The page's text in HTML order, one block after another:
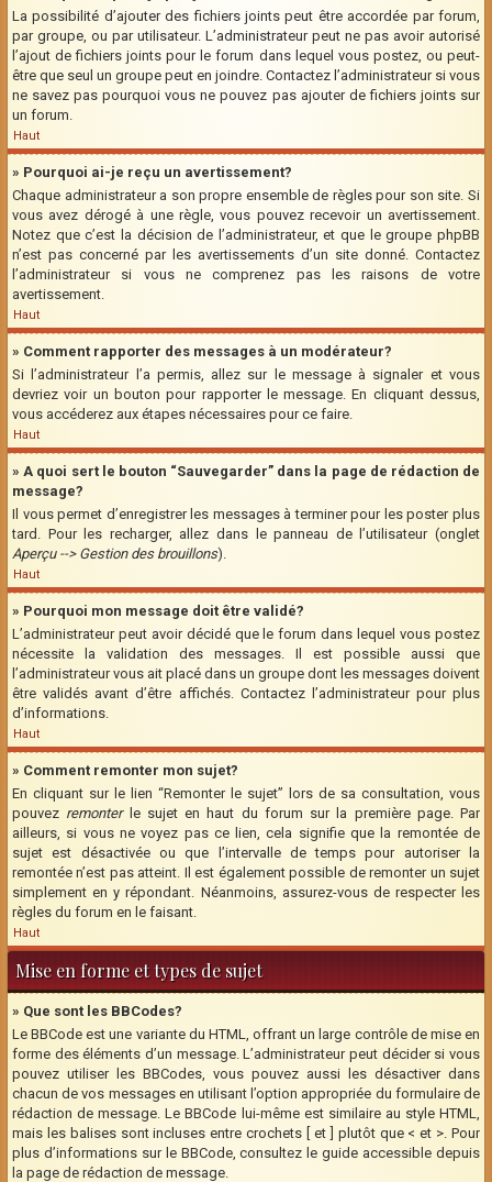
La possibilité d’ajouter des fichiers joints peut être accordée par forum,
par groupe, ou par utilisateur. L’administrateur peut ne pas avoir autorisé
l’ajout de fichiers joints pour le forum dans lequel vous postez, ou peut-
être que seul un groupe peut en joindre. Contactez l’administrateur si vous
ne savez pas pourquoi vous ne pouvez pas ajouter de fichiers joints sur
un forum.
Haut
» Pourquoi ai-je reçu un avertissement?
Chaque administrateur a son propre ensemble de règles pour son site. Si
vous avez dérogé à une règle, vous pouvez recevoir un avertissement.
Notez que c’est la décision de l’administrateur, et que le groupe phpBB
n’est pas concerné par les avertissements d’un site donné. Contactez
l’administrateur si vous ne comprenez pas les raisons de votre
avertissement.
Haut
» Comment rapporter des messages à un modérateur?
Si l’administrateur l’a permis, allez sur le message à signaler et vous
devriez voir un bouton pour rapporter le message. En cliquant dessus,
vous accéderez aux étapes nécessaires pour ce faire.
Haut
» A quoi sert le bouton “Sauvegarder” dans la page de rédaction de
message?
Il vous permet d’enregistrer les messages à terminer pour les poster plus
tard. Pour les recharger, allez dans le panneau de l’utilisateur (onglet
Aperçu --> Gestion des brouillons).
Haut
» Pourquoi mon message doit être validé?
L’administrateur peut avoir décidé que le forum dans lequel vous postez
nécessite la validation des messages. Il est possible aussi que
l’administrateur vous ait placé dans un groupe dont les messages doivent
être validés avant d’être affichés. Contactez l’administrateur pour plus
d’informations.
Haut
» Comment remonter mon sujet?
En cliquant sur le lien “Remonter le sujet” lors de sa consultation, vous
pouvez remonterle sujet en haut du forum sur la première page. Par
ailleurs, si vous ne voyez pas ce lien, cela signifie que la remontée de
sujet est désactivée ou que l’intervalle de temps pour autoriser la
remontée n’est pas atteint. Il est également possible de remonter un sujet
simplement en y répondant. Néanmoins, assurez-vous de respecter les
règles du forum en le faisant.
Haut
Mise en forme et types de sujet
» Que sont les BBCodes?
Le BBCode est une variante du HTML, offrant un large contrôle de mise en
forme des éléments d’un message. L’administrateur peut décider si vous
pouvez utiliser les BBCodes, vous pouvez aussi les désactiver dans
chacun de vos messages en utilisant l’option appropriée du formulaire de
rédaction de message. Le BBCode lui-même est similaire au style HTML,
mais les balises sont incluses entre crochets [ et ] plutôt que < et >. Pour
plus d’informations sur le BBCode, consultez le guide accessible depuis
la page de rédaction de message.